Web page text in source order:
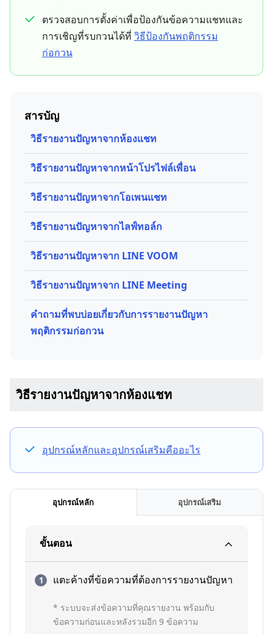
ตรวจสอบการตั้งค่าเพื่อป้องกันข้อความแชทและ
การเชิญที่รบกวนได้ที่ วิธีป้องกันพฤติกรรม
ก่อกวน
สารบัญ
วิธีรายงานปัญหาจากห้องแชท
วิธีรายงานปัญหาจากหน้าโปรไฟล์เพื่อน
วิธีรายงานปัญหาจากโอเพนแชท
วิธีรายงานปัญหาจากไลฟ์ทอล์ก
วิธีรายงานปัญหาจาก LINE VOOM
วิธีรายงานปัญหาจาก LINE Meeting
คำถามที่พบบ่อยเกี่ยวกับการรายงานปัญหา
พฤติกรรมก่อกวน
วิธีรายงานปัญหาจากห้องแชท
อุปกรณ์หลักและอุปกรณ์เสริมคืออะไร
อุปกรณ์หลัก อุปกรณ์เสริม
ขั้นตอน
แตะค้างที่ข้อความที่ต้องการรายงานปัญหา
* ระบบจะส่งข้อความที่คุณรายงาน พร้อมกับ
ข้อความก่อนและหลังรวมอีก 9 ข้อความ